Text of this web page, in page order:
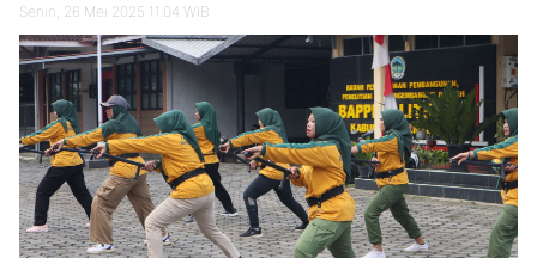
Senin, 26 Mei 2025 11.04 WIB